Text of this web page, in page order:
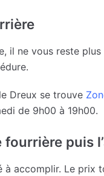
il ne vous reste
Dreux se trouve
de 9h00 à 19h00.
fourrière puis
à accomplir. Le prix